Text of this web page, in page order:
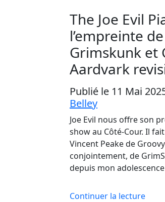
The Joe Evil
l’empreinte de
Grimskunk et
Aardvark
Publié le 11 Mai
Belley
Joe Evil nous offre son
show au Côté-Cour. Il
Vincent Peake de
conjointement, de
depuis mon
Continuer la lecture